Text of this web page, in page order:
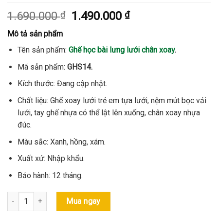
1.690.000₫
Giá
1.690.000 ₫.
1.490.000₫Giá
là:
Mô tả sản phẩm
Tên sản phẩm: Ghế học bài lưng lưới chân xoay.
Mã sản phẩm: GHS14.
Kích thước: Đang cập nhật.
Chất liệu: Ghế xoay lưới trẻ em tựa lưới, nệm mút bọc vải
lưới, tay ghế nhựa có thể lật lên xuống, chân xoay nhựa
đúc.
Màu sắc: Xanh, hồng, xám.
Xuất xứ: Nhập khẩu.
Bảo hành: 12 tháng.
Ghế học bài lưng lưới chân xoay hiện đại- Mã: GHS14 số lượng
Mua ngay